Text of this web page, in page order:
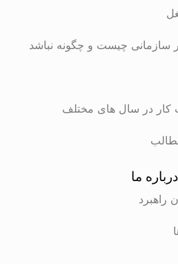
سازمانی چیست و چگونه نباشد
کار در سال های مختلف
درباره ما
راهبرد